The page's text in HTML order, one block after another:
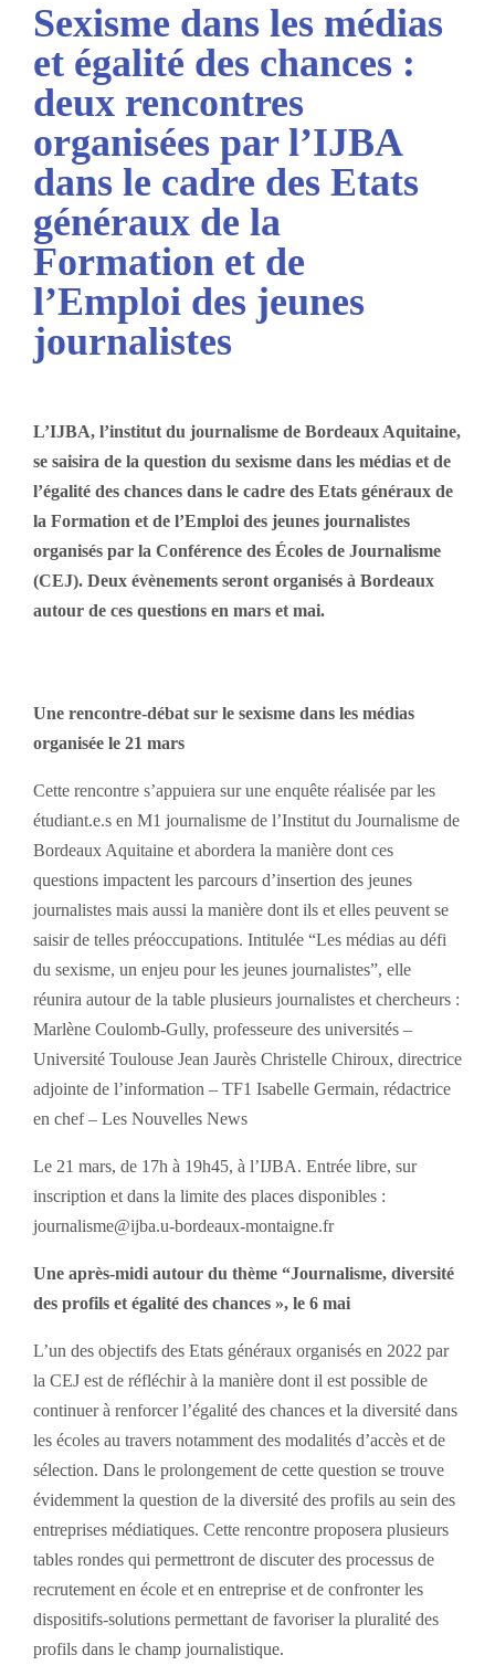
Sexisme dans les médias
et égalité des chances :
deux rencontres
organisées par l’IJBA
dans le cadre des Etats
généraux de la
Formation et de
l’Emploi des jeunes
journalistes
L’IJBA, l’institut du journalisme de Bordeaux Aquitaine,
se saisira de la question du sexisme dans les médias et de
l’égalité des chances dans le cadre des Etats généraux de
la Formation et de l’Emploi des jeunes journalistes
organisés par la Conférence des Écoles de Journalisme
(CEJ). Deux évènements seront organisés à Bordeaux
autour de ces questions en mars et mai.
Une rencontre-débat sur le sexisme dans les médias
organisée le 21 mars
Cette rencontre s’appuiera sur une enquête réalisée par les
étudiant.e.s en M1 journalisme de l’Institut du Journalisme de
Bordeaux Aquitaine et abordera la manière dont ces
questions impactent les parcours d’insertion des jeunes
journalistes mais aussi la manière dont ils et elles peuvent se
saisir de telles préoccupations. Intitulée “Les médias au défi
du sexisme, un enjeu pour les jeunes journalistes”, elle
réunira autour de la table plusieurs journalistes et chercheurs :
Marlène Coulomb-Gully, professeure des universités –
Université Toulouse Jean Jaurès Christelle Chiroux, directrice
adjointe de l’information – TF1 Isabelle Germain, rédactrice
en chef – Les Nouvelles News
Le 21 mars, de 17h à 19h45, à l’IJBA. Entrée libre, sur
inscription et dans la limite des places disponibles :
journalisme@ijba.u-bordeaux-montaigne.fr
Une après-midi autour du thème “Journalisme, diversité
des profils et égalité des chances », le 6 mai
L’un des objectifs des Etats généraux organisés en 2022 par
la CEJ est de réfléchir à la manière dont il est possible de
continuer à renforcer l’égalité des chances et la diversité dans
les écoles au travers notamment des modalités d’accès et de
sélection. Dans le prolongement de cette question se trouve
évidemment la question de la diversité des profils au sein des
entreprises médiatiques. Cette rencontre proposera plusieurs
tables rondes qui permettront de discuter des processus de
recrutement en école et en entreprise et de confronter les
dispositifs-solutions permettant de favoriser la pluralité des
profils dans le champ journalistique.